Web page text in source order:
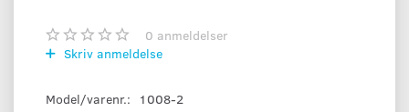
0 anmeldelser
Skriv anmeldelse
Model/varenr.:
1008-2